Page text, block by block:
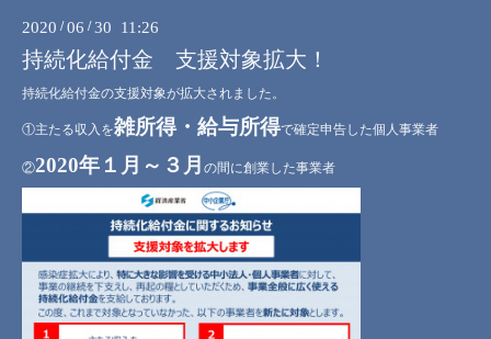
2020 /06 /30 11:26
持続化給付金 支援対象拡大！
持続化給付金の支援対象が拡大されました。
①主たる収入を雑所得・給与所得で確定申告した個人事業者
②2020年１月～３月 の間に創業した事業者